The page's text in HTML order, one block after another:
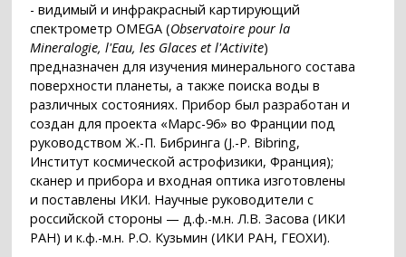
- видимый и инфракрасный картирующий
спектрометр OMEGA (Observatoire pour la
Mineralogie, l'Eau, les Glaces et l'Activite)
предназначен для изучения минерального состава
поверхности планеты, а также поиска воды в
различных состояниях. Прибор был разработан и
создан для проекта «Марс-96» во Франции под
руководством Ж.-П. Бибринга (J.-P. Bibring,
Институт космической астрофизики, Франция);
сканер и прибора и входная оптика изготовлены
и поставлены ИКИ. Научные руководители с
российской стороны — д.ф.-м.н. Л.В. Засова (ИКИ
РАН) и к.ф.-м.н. Р.О. Кузьмин (ИКИ РАН, ГЕОХИ).